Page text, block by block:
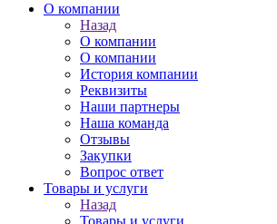
О компании
Назад
О компании
О компании
История компании
Реквизиты
Наши партнеры
Наша команда
Отзывы
Закупки
Вопрос ответ
Товары и услуги
Назад
Товары и услуги